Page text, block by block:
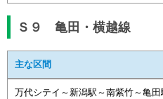
Ｓ９ 亀田・横越線
主な区間
万代シテイ～新潟駅～南紫竹～亀